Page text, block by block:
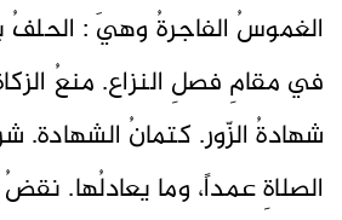
الغموسُ الفاجرةُ وهيَ : الحلفُ
في مقامِ فصلِ النزاع. منعُ
شهادةُ الزّور. كتمانُ الشهادة.
الصلاةِ عمداً، وما يعادلُها.